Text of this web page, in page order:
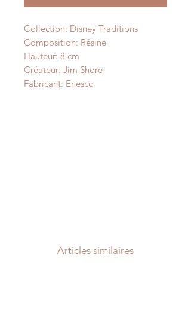
Collection: Disney Traditions
Composition: Résine
Hauteur: 8 cm
Créateur: Jim Shore
Fabricant: Enesco
Articles similaires